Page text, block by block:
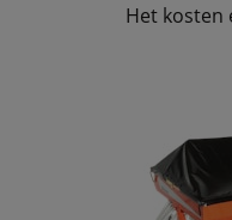
Het kosten